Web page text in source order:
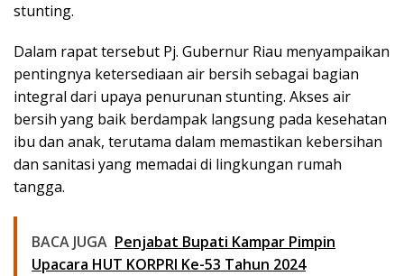
stunting.
Dalam rapat tersebut Pj. Gubernur Riau menyampaikan
pentingnya ketersediaan air bersih sebagai bagian
integral dari upaya penurunan stunting. Akses air
bersih yang baik berdampak langsung pada kesehatan
ibu dan anak, terutama dalam memastikan kebersihan
dan sanitasi yang memadai di lingkungan rumah
tangga.
BACA JUGA Penjabat Bupati Kampar Pimpin
Upacara HUT KORPRI Ke-53 Tahun 2024